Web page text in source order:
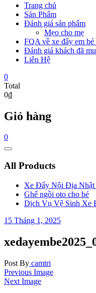
Trang chủ
Sản Phẩm
Đánh giá sản phẩm
Mẹo cho mẹ
FQA về xe đẩy em
Đánh giá khách đã
Liên Hệ
0
Total
0₫
Giỏ hàng
0
Catalog
All Products
Xe Đẩy Nội Địa Nhật
Ghế ngồi oto cho bé
Dịch Vụ Vệ Sinh Xe
15 Tháng 1, 2025
Post By camtri
Previous Image
Next Image